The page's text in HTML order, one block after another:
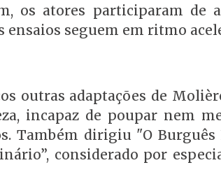
os atores participaram de
ensaios seguem em ritmo
outras adaptações de
incapaz de poupar nem
Também dirigiu "O
considerado por